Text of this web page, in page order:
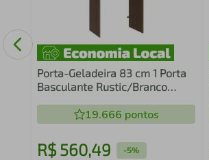
Porta-Geladeira 83 cm 1 Porta
Basculante Rustic/Branco
19.666 pontos
R$ 560,49 -5%